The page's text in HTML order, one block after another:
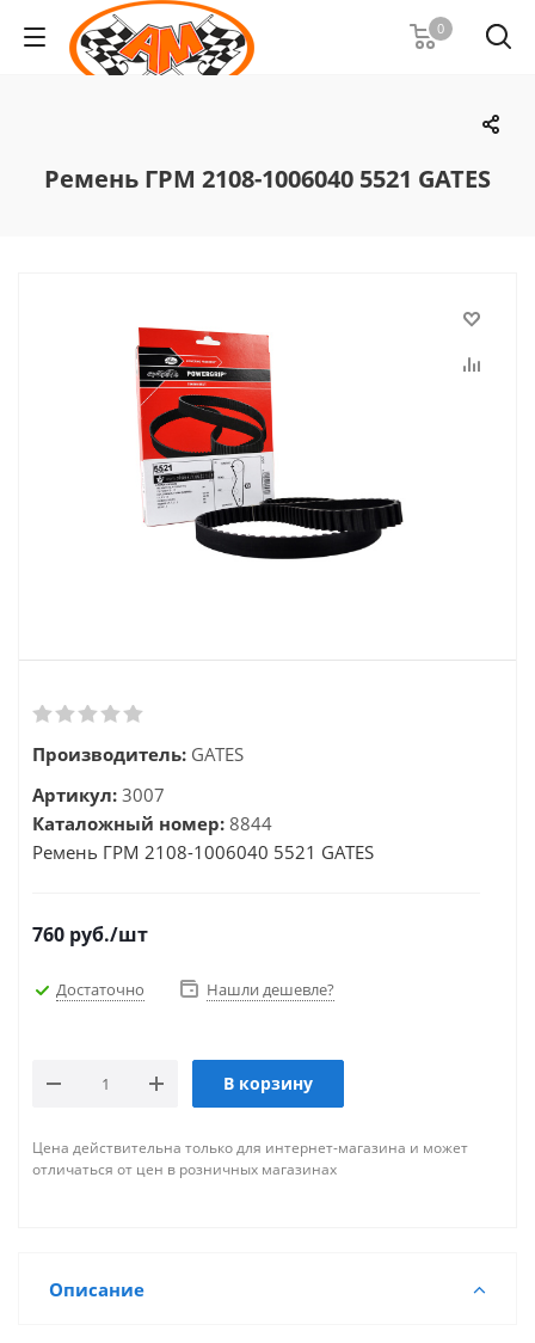
0
Ремень ГРМ 2108-1006040 5521 GATES
Производитель: GATES
Артикул: 3007
Каталожный номер: 8844
Ремень ГРМ 2108-1006040 5521 GATES
760 руб./шт
Достаточно Нашли дешевле?
В корзину
Цена действительна только для интернет-магазина и может
отличаться от цен в розничных магазинах
Описание